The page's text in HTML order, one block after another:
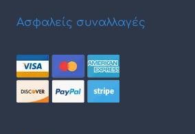
Ασφαλείς συναλλαγές